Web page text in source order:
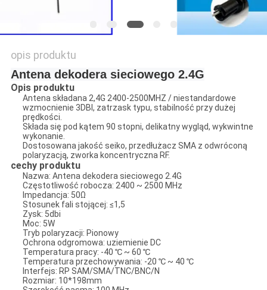
opis produktu
Antena dekodera sieciowego 2.4G
Opis produktu
Antena składana 2,4G 2400-2500MHZ / niestandardowe
wzmocnienie 3DBI, zatrzask typu, stabilność przy dużej
prędkości.
Składa się pod kątem 90 stopni, delikatny wygląd, wykwintne
wykonanie.
Dostosowana jakość seiko, przedłużacz SMA z odwróconą
polaryzacją, zworka koncentryczna RF.
cechy produktu
Nazwa: Antena dekodera sieciowego 2.4G
Częstotliwość robocza: 2400 ~ 2500 MHz
Impedancja: 50Ω
Stosunek fali stojącej: ≤1,5
Zysk: 5dbi
Moc: 5W
Tryb polaryzacji: Pionowy
Ochrona odgromowa: uziemienie DC
Temperatura pracy: -40 ℃ ~ 60 ℃
Temperatura przechowywania: -20 ℃ ~ 40 ℃
Interfejs: RP SAM/SMA/TNC/BNC/N
Rozmiar: 10*198mm